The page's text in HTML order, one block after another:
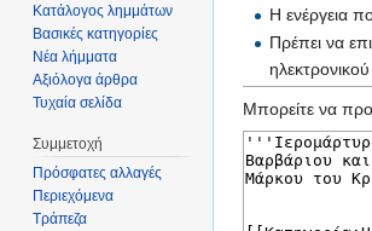
Η ενέργεια
Πρέπει να
Μπορείτε να
Κατάλογος λημμάτων
Βασικές κατηγορίες
Νέα λήμματα
Αξιόλογα άρθρα
Τυχαία σελίδα
Συμμετοχή
Πρόσφατες αλλαγές
Περιεχόμενα
Τράπεζα